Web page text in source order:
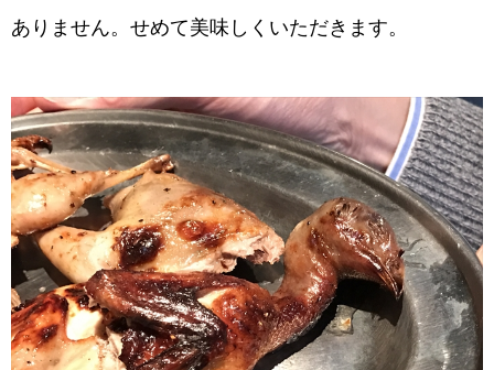
ありません。せめて美味しくいただきます。